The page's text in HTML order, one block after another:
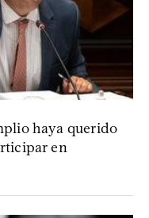
haya querido
en